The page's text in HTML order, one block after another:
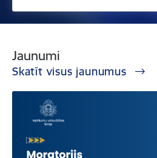
Jaunumi
Skatīt visus jaunumus